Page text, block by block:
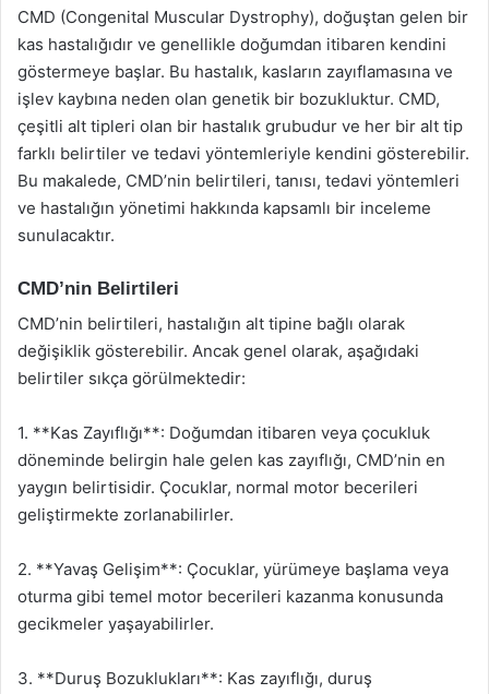
CMD (Congenital Muscular Dystrophy), doğuştan gelen bir
kas hastalığıdır ve genellikle doğumdan itibaren kendini
göstermeye başlar. Bu hastalık, kasların zayıflamasına ve
işlev kaybına neden olan genetik bir bozukluktur. CMD,
çeşitli alt tipleri olan bir hastalık grubudur ve her bir alt tip
farklı belirtiler ve tedavi yöntemleriyle kendini gösterebilir.
Bu makalede, CMD’nin belirtileri, tanısı, tedavi yöntemleri
ve hastalığın yönetimi hakkında kapsamlı bir inceleme
sunulacaktır.
CMD’nin Belirtileri
CMD’nin belirtileri, hastalığın alt tipine bağlı olarak
değişiklik gösterebilir. Ancak genel olarak, aşağıdaki
belirtiler sıkça görülmektedir:
1. **Kas Zayıflığı**: Doğumdan itibaren veya çocukluk
döneminde belirgin hale gelen kas zayıflığı, CMD’nin en
yaygın belirtisidir. Çocuklar, normal motor becerileri
geliştirmekte zorlanabilirler.
2. **Yavaş Gelişim**: Çocuklar, yürümeye başlama veya
oturma gibi temel motor becerileri kazanma konusunda
gecikmeler yaşayabilirler.
3. **Duruş Bozuklukları**: Kas zayıflığı, duruş